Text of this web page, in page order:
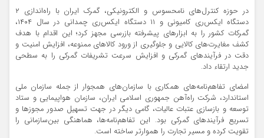
در حوزه کنترل‌های نامحسوس و الکترونیکی، گمرک ایران با راه‌اندازی ۲
دستگاه ایکس‌ری کامیونی و ۱۱ دستگاه ایکس‌ری چمدانی در سال ۱۴۰۴،
گمرکات کشور را به ابزارهای پیشرفته بازرسی مجهز کرد؛ این اقدام با هدف
کشف مغایرت‌های کالایی و جلوگیری از ورود کالاهای ممنوعه، افزایش امنیت و
دقت در فرآیندهای گمرکی و افزایش سرعت تشریفات گمرکی را به سطحی
جدید ارتقاء داد.
امضای تفاهم‌نامه‌های همکاری با سازمان‌های همجوار از جمله سازمان ملی
استاندارد، شرکت راه‌آهن جمهوری اسلامی ایران، سازمان هواپیمایی و ستاد
توسعه و بازسازی عتبات عالیات، گامی دیگر در جهت تسهیل صدور مجوزها و
تسریع فرآیندهای گمرکی بود. این تفاهم‌نامه‌ها، هماهنگی بین‌سازمانی را
تقویت کرده و مسیر تجارت را هموارتر ساخته است.